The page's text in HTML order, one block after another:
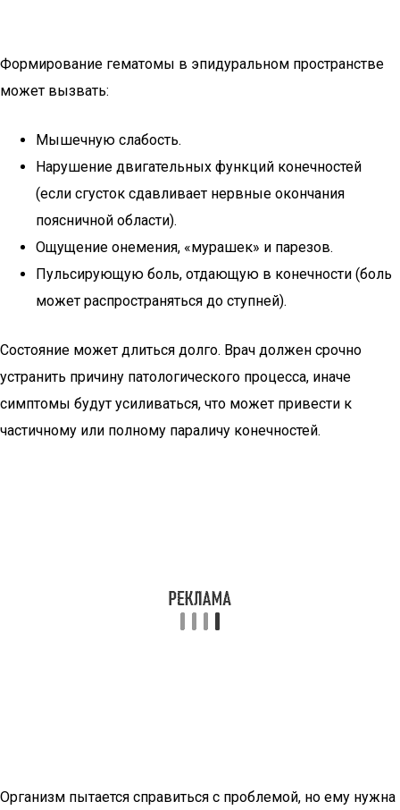
Формирование гематомы в эпидуральном пространстве
может вызвать:
Мышечную слабость.
Нарушение двигательных функций конечностей
(если сгусток сдавливает нервные окончания
поясничной области).
Ощущение онемения, «мурашек» и парезов.
Пульсирующую боль, отдающую в конечности (боль
может распространяться до ступней).
Состояние может длиться долго. Врач должен срочно
устранить причину патологического процесса, иначе
симптомы будут усиливаться, что может привести к
частичному или полному параличу конечностей.
Организм пытается справиться с проблемой, но ему нужна